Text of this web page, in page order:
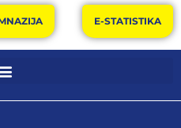
E-STATISTIKA